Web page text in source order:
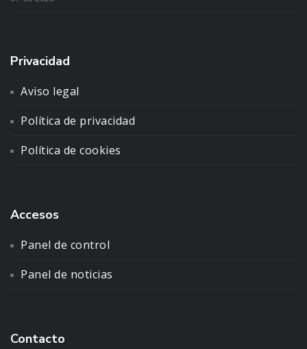
Privacidad
Aviso legal
Política de privacidad
Política de cookies
Accesos
Panel de control
Panel de noticias
Contacto